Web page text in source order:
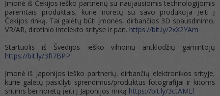
Įmonė iš Čekijos ieško partnerių su naujausiomis technologijomis
paremtais produktais, kurie norėtų su savo produkcija įeiti į
Čekijos rinką. Tai galėtų būti įmonės, dirbančios 3D spausdinimo,
VR/AR, dirbtinio intelekto srityse ir pan. https://bit.ly/2xX2YAm
Startuolis iš Švedijos ieško vilnonių antklodžių gamintojų
https://bit.ly/3fI7BPP
Įmonė iš Japonijos ieško partnerių, dirbančių elektronikos srityje,
kurie galėtų pasiūlyti sprendimus/produktus fotografijai ir kitoms
sritims bei norėtų įeiti į Japonijos rinką https://bit.ly/3ctAMEl